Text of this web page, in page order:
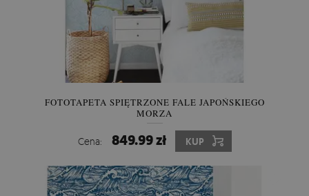
FOTOTAPETA SPIĘTRZONE FALE JAPOŃSKIEGO
MORZA
Cena: 849.99 zł KUP